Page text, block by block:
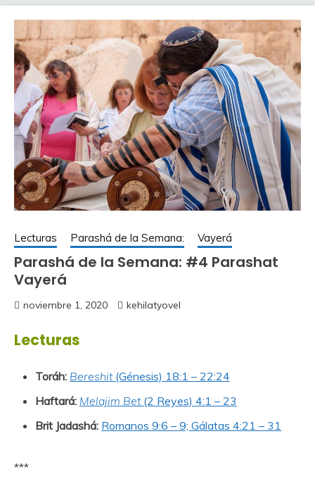
Lecturas Parashá de la Semana: Vayerá
Parashá de la Semana: #4 Parashat
Vayerá
noviembre 1, 2020 kehilatyovel
Lecturas
Toráh: Bereshit(Génesis) 18:1 – 22:24
Haftará: Melajim Bet(2 Reyes) 4:1 – 23
Brit Jadashá: Romanos 9:6 – 9; Gálatas 4:21 – 31
***